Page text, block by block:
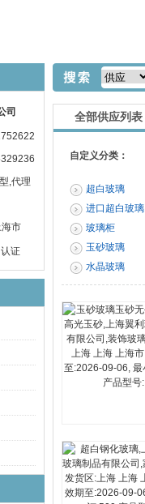
全部供应列表
自定义分类：
超白玻璃
进口超白玻璃
玻璃柜
玉砂玻璃
水晶玻璃
司
,代理
市
证